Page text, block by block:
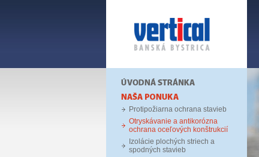
Protipožiarna ochrana stavieb
Otryskávanie a antikorózna
ochrana oceľových konštrukcií
Izolácie plochých striech a
spodných stavieb